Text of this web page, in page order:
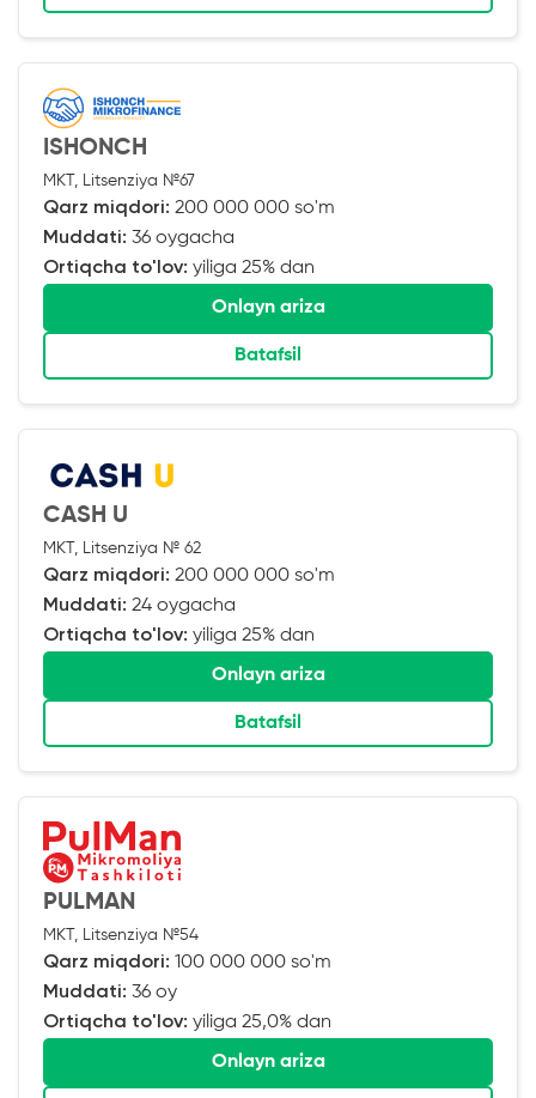
ISHONCH
MKT, Litsenziya №67
Qarz miqdori: 200 000 000 so'm
Muddati: 36 oygacha
Ortiqcha to'lov: yiliga 25% dan
Onlayn ariza
Batafsil
CASH U
MKT, Litsenziya № 62
Qarz miqdori: 200 000 000 so'm
Muddati: 24 oygacha
Ortiqcha to'lov: yiliga 25% dan
Onlayn ariza
Batafsil
PULMAN
MKT, Litsenziya №54
Qarz miqdori: 100 000 000 so'm
Muddati: 36 oy
Ortiqcha to'lov: yiliga 25,0% dan
Onlayn ariza